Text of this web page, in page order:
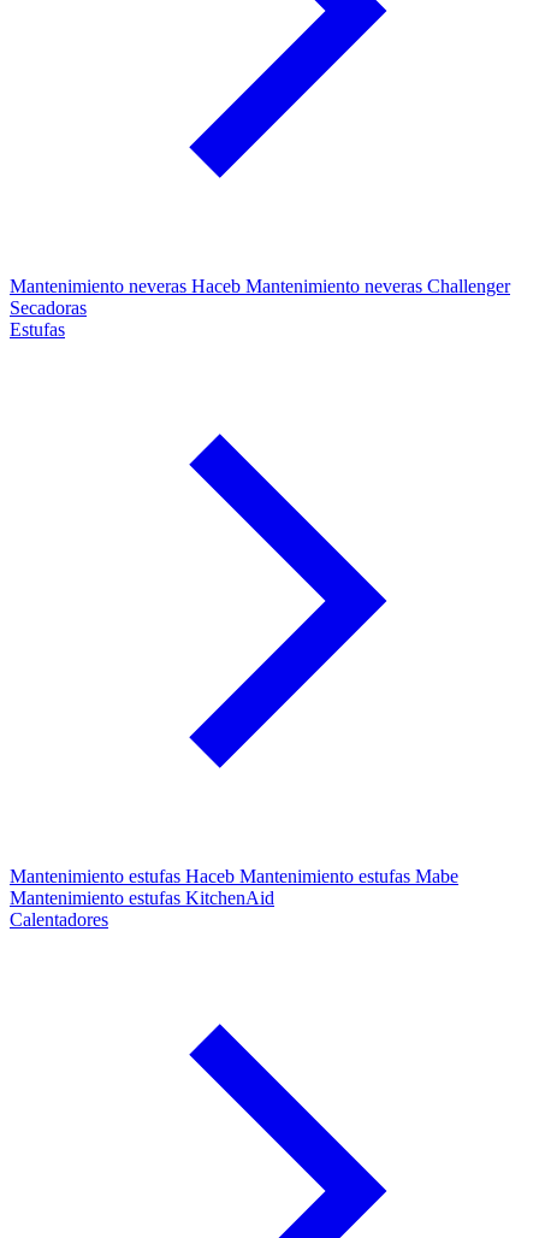
Mantenimiento neveras Haceb Mantenimiento neveras Challenger
Secadoras
Estufas
Mantenimiento estufas Haceb Mantenimiento estufas Mabe
Mantenimiento estufas KitchenAid
Calentadores